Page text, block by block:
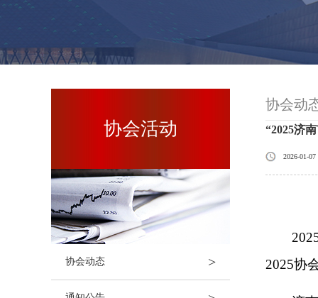
协会活动
协会动态 >
协会动
“2025济
2026-01-07
2025协